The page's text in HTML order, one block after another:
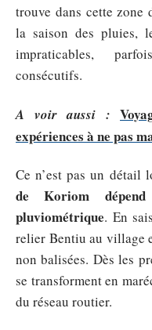
trouve dans cette zone
la saison des pluies,
impraticables,
consécutifs.
A voir aussi :
expériences à ne pas
Ce n’est pas un détail
de Koriom
pluviométrique. En
relier Bentiu au village
non balisées. Dès les
se transforment en
du réseau routier.